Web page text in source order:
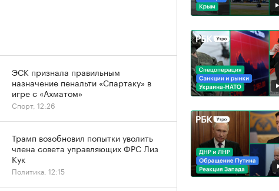
ЭСК признала правильным
назначение пенальти «Спартаку» в
игре с «Ахматом»
Спорт, 12:26
Трамп возобновил попытки уволить
члена совета управляющих ФРС Лиз
Кук
Политика, 12:15